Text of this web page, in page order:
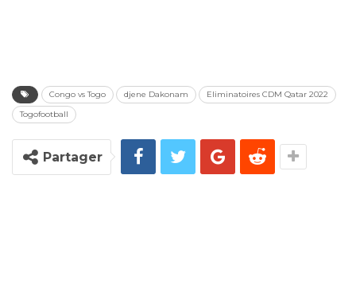
Congo vs Togo djene Dakonam
Eliminatoires CDM Qatar 2022
Togofootball
Partager